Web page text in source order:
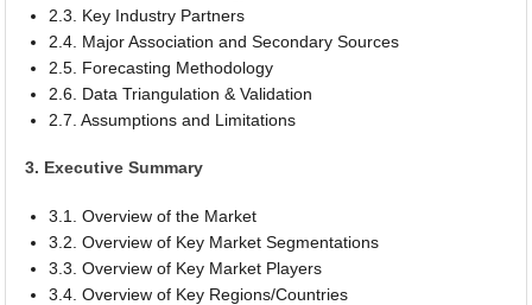
2.3. Key Industry Partners
2.4. Major Association and Secondary Sources
2.5. Forecasting Methodology
2.6. Data Triangulation & Validation
2.7. Assumptions and Limitations
3. Executive Summary
3.1. Overview of the Market
3.2. Overview of Key Market Segmentations
3.3. Overview of Key Market Players
3.4. Overview of Key Regions/Countries